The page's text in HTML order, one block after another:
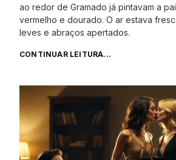
ao redor de Gramado já pintavam a
vermelho e dourado. O ar estava
leves e abraços apertados.
CONTINUAR LEITURA...